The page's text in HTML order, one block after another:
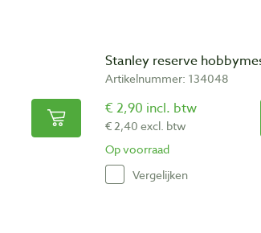
Stanley reserve
Artikelnummer: 134048
€ 2,90 incl. btw
€ 2,40 excl. btw
Op voorraad
Vergelijken